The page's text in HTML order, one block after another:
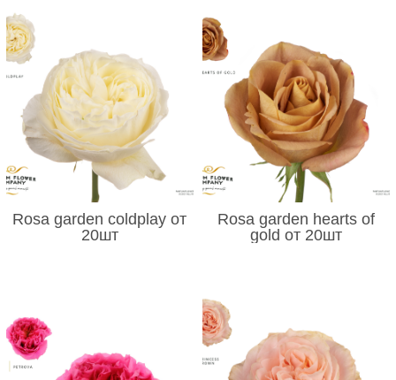
Rosa garden coldplay от
20шт
Rosa garden hearts of
gold от 20шт